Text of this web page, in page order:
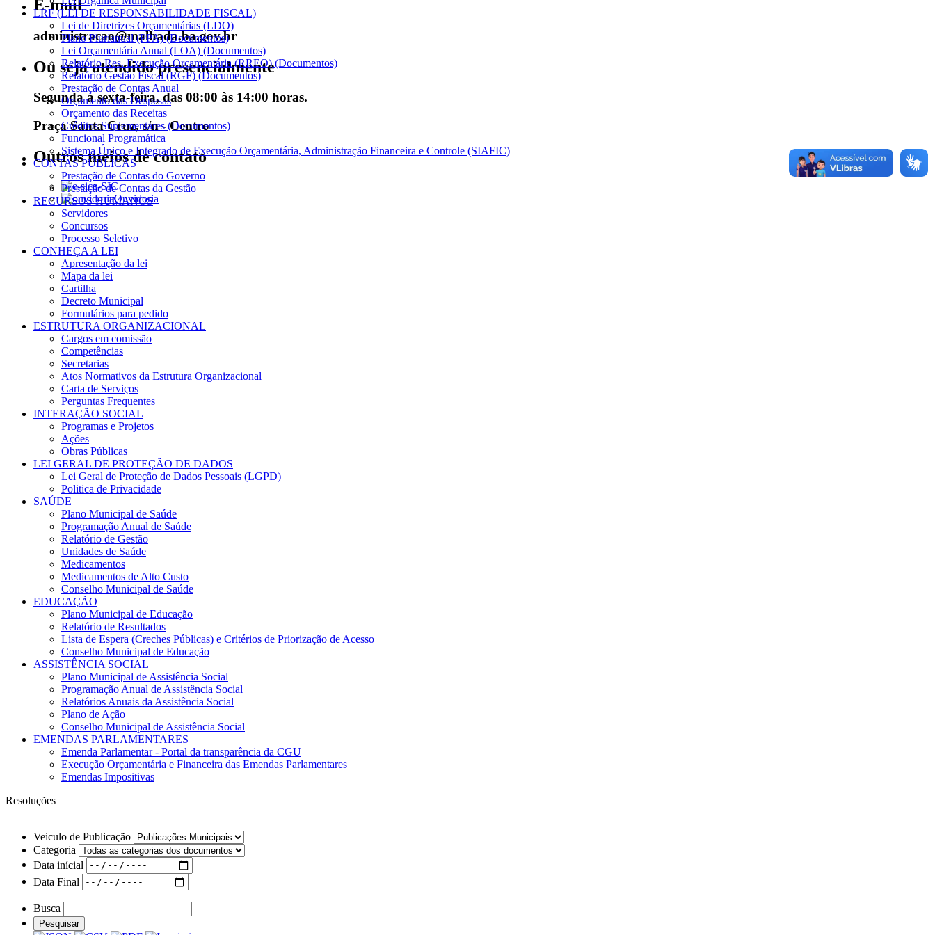
E-mail
administracao@malhada.ba.gov.br
Ou seja atendido presencialmente
Segunda a sexta-feira, das 08:00 às 14:00 horas.
Praça Santa Cruz, s/n - Centro
Outros meios de contato
e-SIC
Ouvidoria
LRF (LEI DE RESPONSABILIDADE FISCAL)
Lei de Diretrizes Orçamentárias (LDO)
Plano Plurianual (PPA) (Documentos)
Lei Orçamentária Anual (LOA) (Documentos)
Relatório Res. Execução Orçamentária (RREO) (Documentos)
Relatório Gestão Fiscal (RGF) (Documentos)
Prestação de Contas Anual
Orçamento das Despesas
Orçamento das Receitas
Créditos Suplementares (Documentos)
Funcional Programática
Sistema Único e Integrado de Execução Orçamentária, Administração Financeira e Controle (SIAFIC)
CONTAS PÚBLICAS
Prestação de Contas do Governo
Prestação de Contas da Gestão
RECURSOS HUMANOS
Servidores
Concursos
Processo Seletivo
CONHEÇA A LEI
Apresentação da lei
Mapa da lei
Cartilha
Decreto Municipal
Formulários para pedido
ESTRUTURA ORGANIZACIONAL
Cargos em comissão
Competências
Secretarias
Atos Normativos da Estrutura Organizacional
Carta de Serviços
Perguntas Frequentes
INTERAÇÃO SOCIAL
Programas e Projetos
Ações
Obras Públicas
LEI GERAL DE PROTEÇÃO DE DADOS
Lei Geral de Proteção de Dados Pessoais (LGPD)
Politica de Privacidade
SAÚDE
Plano Municipal de Saúde
Programação Anual de Saúde
Relatório de Gestão
Unidades de Saúde
Medicamentos
Medicamentos de Alto Custo
Conselho Municipal de Saúde
EDUCAÇÃO
Plano Municipal de Educação
Relatório de Resultados
Lista de Espera (Creches Públicas) e Critérios de Priorização de Acesso
Conselho Municipal de Educação
ASSISTÊNCIA SOCIAL
Plano Municipal de Assistência Social
Programação Anual de Assistência Social
Relatórios Anuais da Assistência Social
Plano de Ação
Conselho Municipal de Assistência Social
EMENDAS PARLAMENTARES
Emenda Parlamentar - Portal da transparência da CGU
Execução Orçamentária e Financeira das Emendas Parlamentares
Emendas Impositivas
Resoluções
Veiculo de Publicação
Categoria
Data inícial
Data Final
Busca
Pesquisar